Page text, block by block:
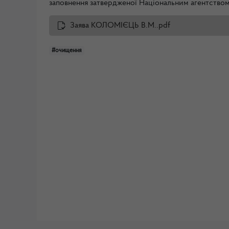
заповнення затвердженої Національним
Заява КОЛОМІЄЦЬ В.М..pdf
#очищення